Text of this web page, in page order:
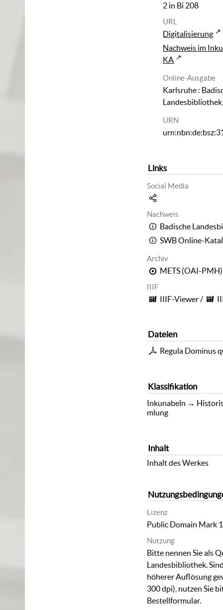
2 in Bi 208
URL
Digitalisierung
Nachweis im
KA
Online-Ausgabe
Karlsruhe :
URN
Links
Social Media
Nachweis
Badische
SWB Online-
Archiv
METS (OAI-PMH)
IIIF
IIIF-Viewer/
Dateien
Regula Dominus
Klassifikation
Inkunabeln →
mlung
Inhalt
Inhalt des Werkes
Lizenz
Public Domain Mark
Nutzung
Bitte nennen Sie als
Landesbibliothek.
höherer Auflösung
300 dpi), nutzen Sie
Bestellformular.